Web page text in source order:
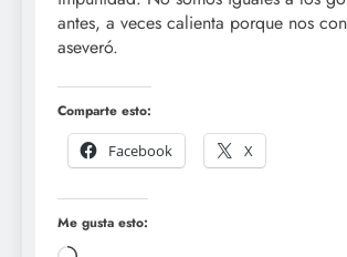
antes, a veces calienta porque nos
aseveró.
Comparte esto:
Facebook
X
Me gusta esto: